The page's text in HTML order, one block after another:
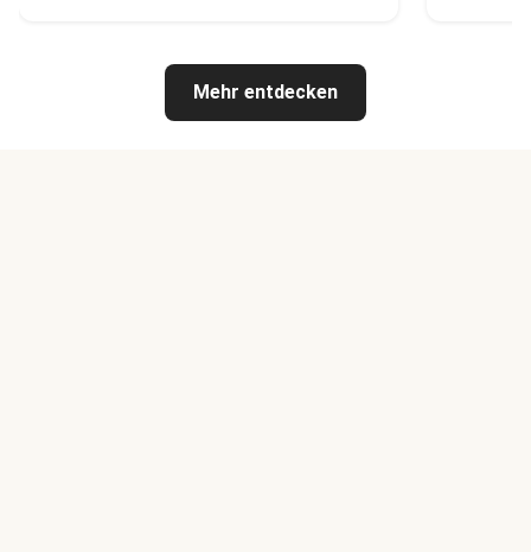
Mehr entdecken